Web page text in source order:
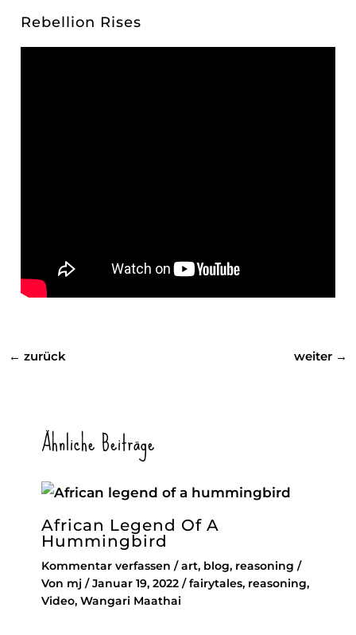
Rebellion Rises
← zurück weiter →
Ähnliche Beiträge
African Legend Of A
Hummingbird
Kommentar verfassen /art, blog, reasoning /
Von mj /Januar 19, 2022 /fairytales, reasoning,
Video, Wangari Maathai